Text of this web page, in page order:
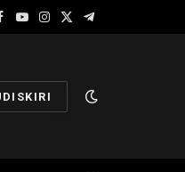
YouTube
Instagram
X
Telegram